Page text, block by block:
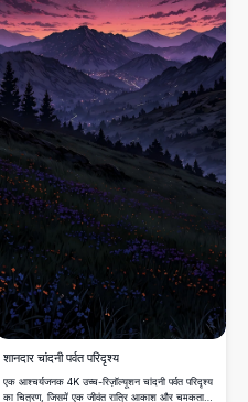
शानदार चांदनी पर्वत परिदृश्य
एक आश्चर्यजनक 4K उच्च-रिज़ॉल्यूशन चांदनी पर्वत परिदृश्य
का चित्रण, जिसमें एक जीवंत रात्रि आकाश और चमकता